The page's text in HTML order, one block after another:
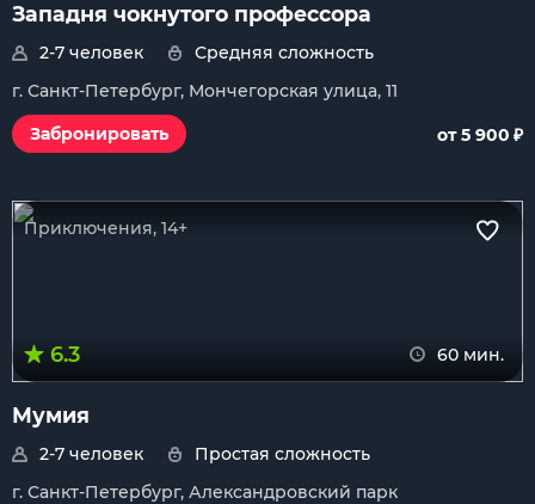
Западня чокнутого профессора
2-7 человек
Средняя сложность
г. Санкт-Петербург, Мончегорская улица, 11
Забронировать
от 5 900 ₽
Приключения, 14+
6.3 60 мин.
Мумия
2-7 человек
Простая сложность
г. Санкт-Петербург, Александровский парк